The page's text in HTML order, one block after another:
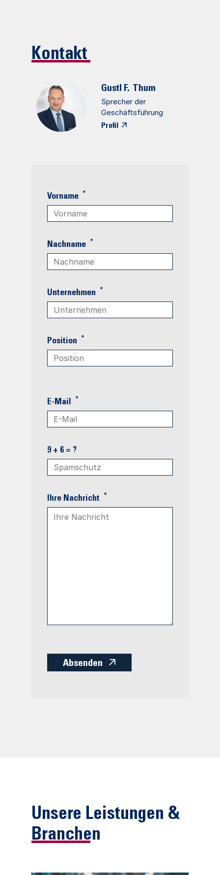
Kontakt
Gustl F. Thum
Sprecher der
Geschäftsführung
Profil
Vorname *
Nachname *
Unternehmen *
Position *
E-Mail *
9 + 6 = ?
Ihre Nachricht *
Absenden
Unsere Leistungen &
Branchen